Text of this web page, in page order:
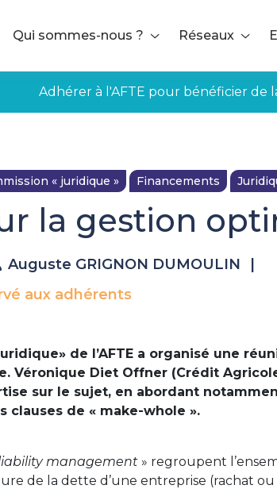
Qui sommes-nous ?
Réseaux
Adhérer à l'AFTE pour bénéficier de
« juridique » Financements
la gestion
Auguste GRIGNON DUMOULIN
aux adhérents
de l’AFTE a organisé une
Véronique Diet Offner (Crédit
sur le sujet, en abordant
clauses de « make-whole ».
management » regroupent
de la dette d’une entreprise (rachat